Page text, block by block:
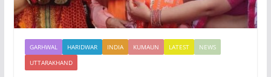
GARHWAL HARIDWAR INDIA KUMAUN LATEST
NEWS
UTTARAKHAND